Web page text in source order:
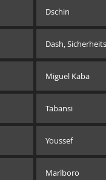
Dschin
Dash,
Miguel Kaba
Tabansi
Youssef
Marlboro